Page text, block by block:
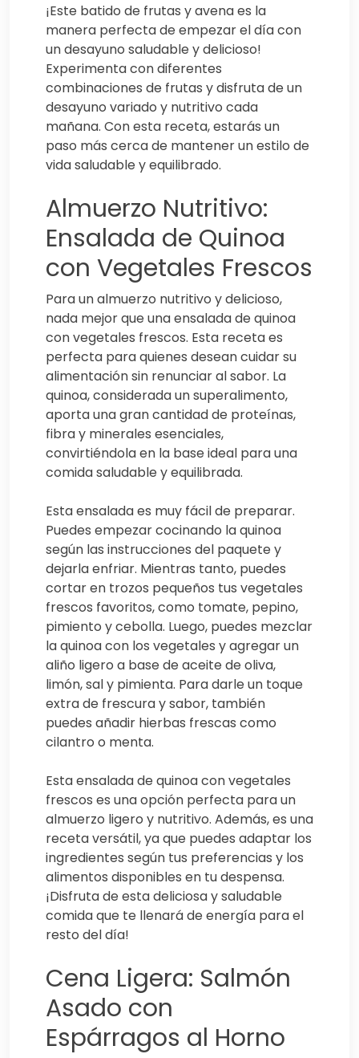
¡Este batido de frutas y avena es la
manera perfecta de empezar el día con
un desayuno saludable y delicioso!
Experimenta con diferentes
combinaciones de frutas y disfruta de un
desayuno variado y nutritivo cada
mañana. Con esta receta, estarás un
paso más cerca de mantener un estilo de
vida saludable y equilibrado.
Almuerzo Nutritivo:
Ensalada de Quinoa
con Vegetales Frescos
Para un almuerzo nutritivo y delicioso,
nada mejor que una ensalada de quinoa
con vegetales frescos. Esta receta es
perfecta para quienes desean cuidar su
alimentación sin renunciar al sabor. La
quinoa, considerada un superalimento,
aporta una gran cantidad de proteínas,
fibra y minerales esenciales,
convirtiéndola en la base ideal para una
comida saludable y equilibrada.
Esta ensalada es muy fácil de preparar.
Puedes empezar cocinando la quinoa
según las instrucciones del paquete y
dejarla enfriar. Mientras tanto, puedes
cortar en trozos pequeños tus vegetales
frescos favoritos, como tomate, pepino,
pimiento y cebolla. Luego, puedes mezclar
la quinoa con los vegetales y agregar un
aliño ligero a base de aceite de oliva,
limón, sal y pimienta. Para darle un toque
extra de frescura y sabor, también
puedes añadir hierbas frescas como
cilantro o menta.
Esta ensalada de quinoa con vegetales
frescos es una opción perfecta para un
almuerzo ligero y nutritivo. Además, es una
receta versátil, ya que puedes adaptar los
ingredientes según tus preferencias y los
alimentos disponibles en tu despensa.
¡Disfruta de esta deliciosa y saludable
comida que te llenará de energía para el
resto del día!
Cena Ligera: Salmón
Asado con
Espárragos al Horno